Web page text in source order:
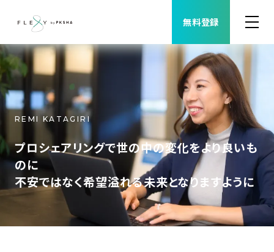
無料登録
案件検索
職種から案件を探す
FLEXYについて
よくある質問
REMI KATAGIRI
プロシェアリングで世の中の変化をより良いも
のに
不安ではなく希望溢れる未来となりますように